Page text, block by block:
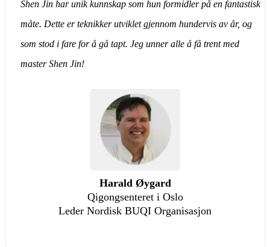
Shen Jin har unik kunnskap som hun formidler på en fantastisk
måte. Dette er teknikker utviklet gjennom hundervis av år, og
som stod i fare for å gå tapt. Jeg unner alle å få trent med
master Shen Jin!
Harald Øygard
Qigongsenteret i Oslo
Leder Nordisk BUQI Organisasjon